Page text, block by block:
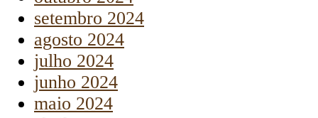
setembro 2024
agosto 2024
julho 2024
junho 2024
maio 2024